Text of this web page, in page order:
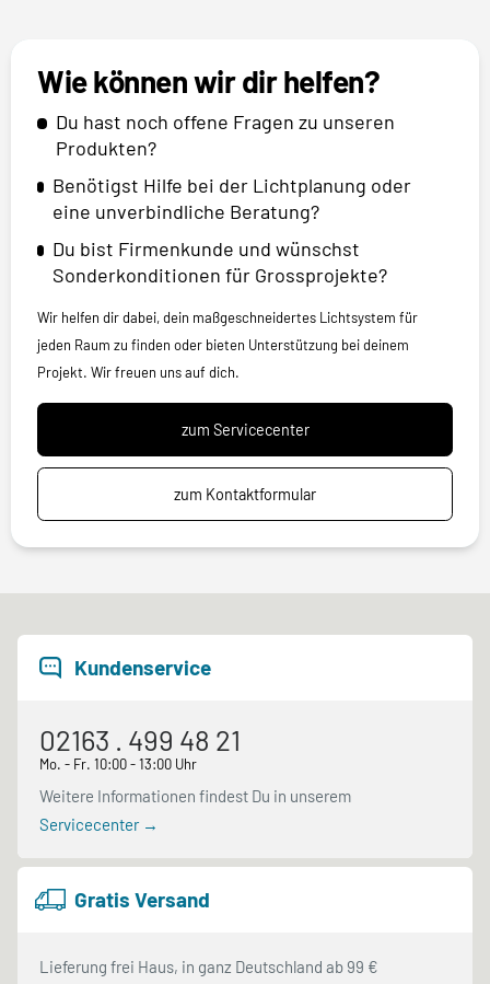
Wie können wir dir helfen?
Du hast noch offene Fragen zu unseren
Produkten?
Benötigst Hilfe bei der Lichtplanung oder
eine unverbindliche Beratung?
Du bist Firmenkunde und wünschst
Sonderkonditionen für Grossprojekte?
Wir helfen dir dabei, dein maßgeschneidertes Lichtsystem für
jeden Raum zu finden oder bieten Unterstützung bei deinem
Projekt. Wir freuen uns auf dich.
zum Servicecenter
zum Kontaktformular
Kundenservice
02163 . 499 48 21
Mo. - Fr. 10:00 - 13:00 Uhr
Weitere Informationen findest Du in unserem
Servicecenter →
Gratis Versand
Lieferung frei Haus, in ganz Deutschland ab 99 €